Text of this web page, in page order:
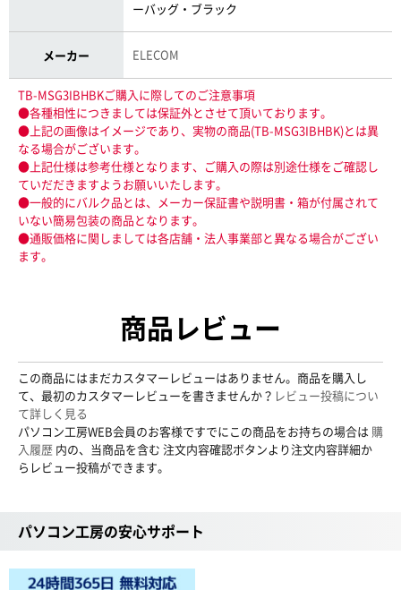
ーバッグ・ブラック
メーカー ELECOM
TB-MSG3IBHBKご購入に際してのご注意事項
●各種相性につきましては保証外とさせて頂いております。
●上記の画像はイメージであり、実物の商品(TB-MSG3IBHBK)とは異
なる場合がございます。
●上記仕様は参考仕様となります、ご購入の際は別途仕様をご確認し
ていだだきますようお願いいたします。
●一般的にバルク品とは、メーカー保証書や説明書・箱が付属されて
いない簡易包装の商品となります。
●通販価格に関しましては各店舗・法人事業部と異なる場合がござい
ます。
商品レビュー
この商品にはまだカスタマーレビューはありません。商品を購入し
て、最初のカスタマーレビューを書きませんか？ レビュー投稿につい
て詳しく見る
パソコン工房WEB会員のお客様ですでにこの商品をお持ちの場合は 購
入履歴 内の、当商品を含む 注文内容確認ボタンより注文内容詳細か
らレビュー投稿ができます。
パソコン工房の安心サポート